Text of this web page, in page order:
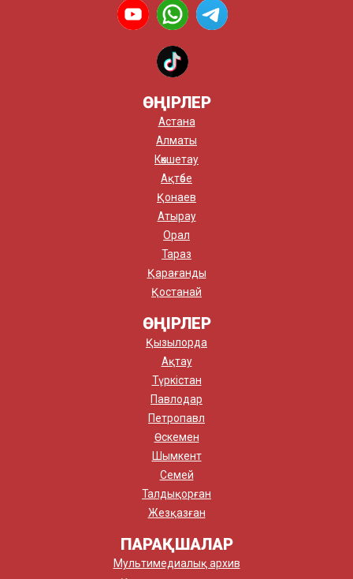
ӨҢІРЛЕР
Астана
Алматы
Көкшетау
Ақтөбе
Қонаев
Атырау
Орал
Тараз
Қарағанды
Қостанай
ӨҢІРЛЕР
Қызылорда
Ақтау
Түркістан
Павлодар
Петропавл
Өскемен
Шымкент
Семей
Талдықорған
Жезқазған
ПАРАҚШАЛАР
Мультимедиалық архив